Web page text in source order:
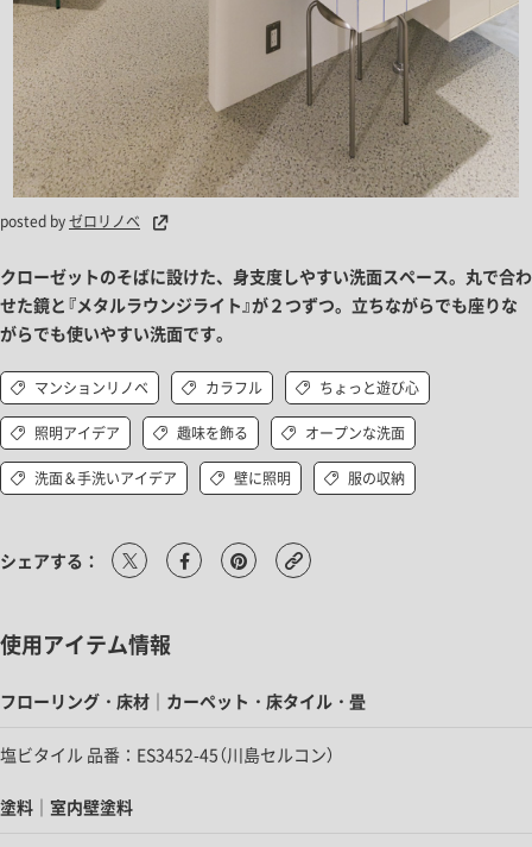
posted byゼロリノベ
クローゼットのそばに設けた、身支度しやすい洗面スペース。丸で合わ
せた鏡と『メタルラウンジライト』が２つずつ。立ちながらでも座りな
がらでも使いやすい洗面です。
マンションリノベ カラフル ちょっと遊び心
照明アイデア 趣味を飾る オープンな洗面
洗面＆手洗いアイデア 壁に照明 服の収納
シェアする：
使用アイテム情報
フローリング・床材｜カーペット・床タイル・畳
塩ビタイル 品番：ES3452-45（川島セルコン）
塗料｜室内壁塗料